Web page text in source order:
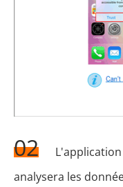
02
analysera les